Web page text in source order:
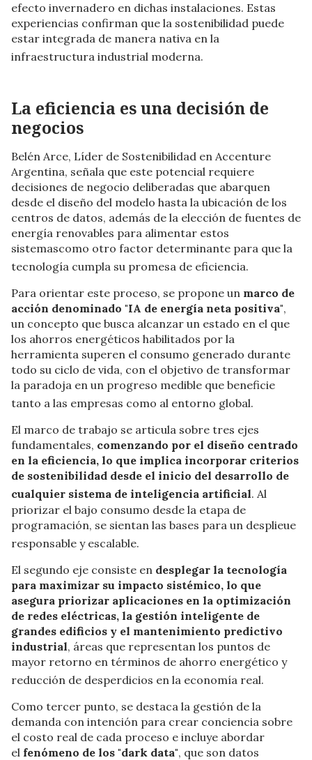
efecto invernadero en dichas instalaciones. Estas
experiencias confirman que la sostenibilidad puede
estar integrada de manera nativa en la
infraestructura industrial moderna.
La eficiencia es una decisión de
negocios
Belén Arce, Líder de Sostenibilidad en Accenture
Argentina, señala que este potencial requiere
decisiones de negocio deliberadas que abarquen
desde el diseño del modelo hasta la ubicación de los
centros de datos, además de la elección de fuentes de
energía renovables para alimentar estos
sistemascomo otro factor determinante para que la
tecnología cumpla su promesa de eficiencia.
Para orientar este proceso, se propone un marco de
acción denominado "IA de energía neta positiva",
un concepto que busca alcanzar un estado en el que
los ahorros energéticos habilitados por la
herramienta superen el consumo generado durante
todo su ciclo de vida, con el objetivo de transformar
la paradoja en un progreso medible que beneficie
tanto a las empresas como al entorno global.
El marco de trabajo se articula sobre tres ejes
fundamentales, comenzando por el diseño centrado
en la eficiencia, lo que implica incorporar criterios
de sostenibilidad desde el inicio del desarrollo de
cualquier sistema de inteligencia artificial. Al
priorizar el bajo consumo desde la etapa de
programación, se sientan las bases para un desplieue
responsable y escalable.
El segundo eje consiste en desplegar la tecnología
para maximizar su impacto sistémico, lo que
asegura priorizar aplicaciones en la optimización
de redes eléctricas, la gestión inteligente de
grandes edificios y el mantenimiento predictivo
industrial, áreas que representan los puntos de
mayor retorno en términos de ahorro energético y
reducción de desperdicios en la economía real.
Como tercer punto, se destaca la gestión de la
demanda con intención para crear conciencia sobre
el costo real de cada proceso e incluye abordar
el fenómeno de los "dark data", que son datos